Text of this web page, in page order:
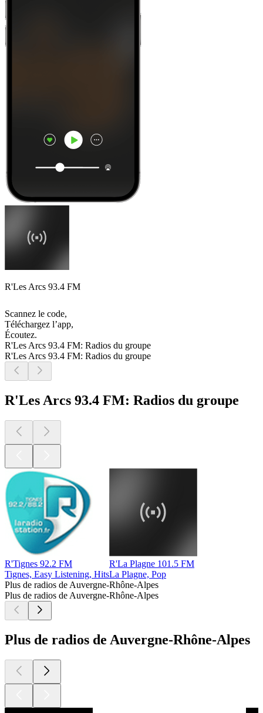
R'Les Arcs 93.4 FM
Scannez le code,
Téléchargez l’app,
Écoutez.
R'Les Arcs 93.4 FM: Radios du groupe
R'Les Arcs 93.4 FM: Radios du groupe
R'Les Arcs 93.4 FM: Radios du groupe
R'Tignes 92.2 FM
Tignes, Easy Listening, Hits
R'La Plagne 101.5 FM
La Plagne, Pop
Plus de radios de Auvergne-Rhône-Alpes
Plus de radios de Auvergne-Rhône-Alpes
Plus de radios de Auvergne-Rhône-Alpes